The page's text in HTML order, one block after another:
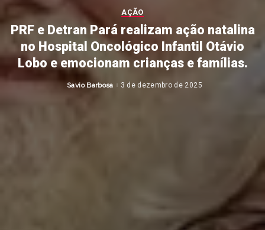
AÇÃO
PRF e Detran Pará realizam ação natalina
no Hospital Oncológico Infantil Otávio
Lobo e emocionam crianças e famílias.
Posted
Savio Barbosa 3 de dezembro de 2025